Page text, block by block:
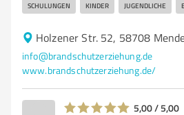
SCHULUNGEN KINDER JUGENDLICHE
Holzener Str. 52, 58708
info@brandschutzerziehung.de
www.brandschutzerziehung.de/
5,00 / 5,00